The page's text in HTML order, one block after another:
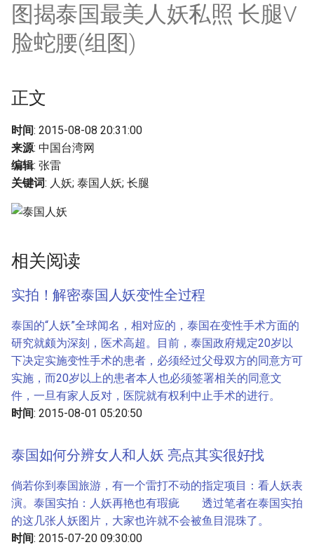
c
h
图揭泰国最美人妖私照 长腿V
脸蛇腰(组图)
正文
时间: 2015-08-08 20:31:00
来源: 中国台湾网
编辑: 张雷
关键词: 人妖; 泰国人妖; 长腿
相关阅读
实拍！解密泰国人妖变性全过程
泰国的“人妖”全球闻名，相对应的，泰国在变性手术方面的
研究就颇为深刻，医术高超。目前，泰国政府规定20岁以
下决定实施变性手术的患者，必须经过父母双方的同意方可
实施，而20岁以上的患者本人也必须签署相关的同意文
件，一旦有家人反对，医院就有权利中止手术的进行。
时间: 2015-08-01 05:20:50
泰国如何分辨女人和人妖 亮点其实很好找
倘若你到泰国旅游，有一个雷打不动的指定项目：看人妖表
演。泰国实拍：人妖再艳也有瑕疵 透过笔者在泰国实拍
的这几张人妖图片，大家也许就不会被鱼目混珠了。
时间: 2015-07-20 09:30:00